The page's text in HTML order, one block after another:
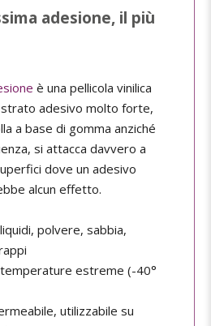
adesione, il più
è una pellicola vinilica
adesivo molto forte,
a base di gomma anziché
si attacca davvero a
dove un adesivo
alcun effetto.
polvere, sabbia,
estreme (-40°
utilizzabile su